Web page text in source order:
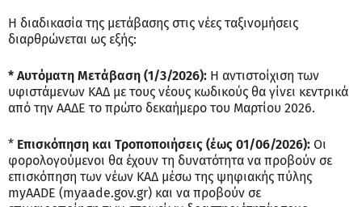
Η διαδικασία της μετάβασης στις νέες ταξινομήσεις
διαρθρώνεται ως εξής:
* Αυτόματη Μετάβαση (1/3/2026): Η αντιστοίχιση των
υφιστάμενων ΚΑΔ με τους νέους κωδικούς θα γίνει κεντρικά
από την ΑΑΔΕ το πρώτο δεκαήμερο του Μαρτίου 2026.
* Επισκόπηση και Τροποποιήσεις (έως 01/06/2026): Οι
φορολογούμενοι θα έχουν τη δυνατότητα να προβούν σε
επισκόπηση των νέων ΚΑΔ μέσω της ψηφιακής πύλης
myAADE (myaade.gov.gr) και να προβούν σε